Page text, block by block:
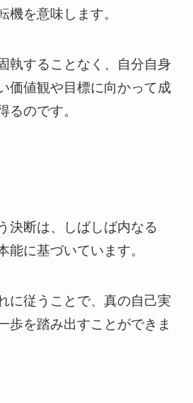
機を意味します。
執することなく、自分自身
価値観や目標に向かって成
るのです。
決断は、しばしば内なる
能に基づいています。
に従うことで、真の自己実
歩を踏み出すことができま